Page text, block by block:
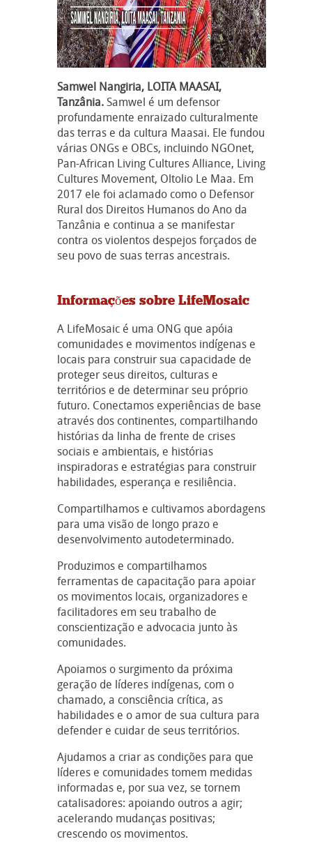
Samwel Nangiria, LOITA MAASAI,
Tanzânia.Samwel é um defensor
profundamente enraizado culturalmente
das terras e da cultura Maasai. Ele fundou
várias ONGs e OBCs, incluindo NGOnet,
Pan-African Living Cultures Alliance, Living
Cultures Movement, Oltolio Le Maa. Em
2017 ele foi aclamado como o Defensor
Rural dos Direitos Humanos do Ano da
Tanzânia e continua a se manifestar
contra os violentos despejos forçados de
seu povo de suas terras ancestrais.
Informações sobre LifeMosaic
A LifeMosaic é uma ONG que apóia
comunidades e movimentos indígenas e
locais para construir sua capacidade de
proteger seus direitos, culturas e
territórios e de determinar seu próprio
futuro. Conectamos experiências de base
através dos continentes, compartilhando
histórias da linha de frente de crises
sociais e ambientais, e histórias
inspiradoras e estratégias para construir
habilidades, esperança e resiliência.
Compartilhamos e cultivamos abordagens
para uma visão de longo prazo e
desenvolvimento autodeterminado.
Produzimos e compartilhamos
ferramentas de capacitação para apoiar
os movimentos locais, organizadores e
facilitadores em seu trabalho de
conscientização e advocacia junto às
comunidades.
Apoiamos o surgimento da próxima
geração de líderes indígenas, com o
chamado, a consciência crítica, as
habilidades e o amor de sua cultura para
defender e cuidar de seus territórios.
Ajudamos a criar as condições para que
líderes e comunidades tomem medidas
informadas e, por sua vez, se tornem
catalisadores: apoiando outros a agir;
acelerando mudanças positivas;
crescendo os movimentos.